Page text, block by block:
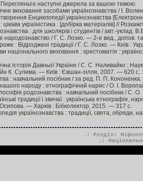
наступні джерела за вашою темою:
виховання засобами українознавства / І.
Енциклопедії українознавства
: цікава україністика : [добірка матеріалів] //
: для школярів і студентів / авт.-
народознавство / Г. С. Лозко. — 2-е вид., допов.
: Відроджені традиції / Г. С. Лозко. — Київ :
виховання : хрестоматія :
історія Давньої України / С. С. Наливайко ;
К. Сулима. — Київ : Євшан-зілля, 2007. — 620 с. :
: навчальний посібник / за ред. П. П.
народу : етнографічний нарис / О. І.
родознавства : навчальний посібник / С.
традиції і звичаї : українська етнографія,
— Харків : Бібколектор, 2015. — 317 c.
українознавства : традиції, свята,
.: Розділ:
.: